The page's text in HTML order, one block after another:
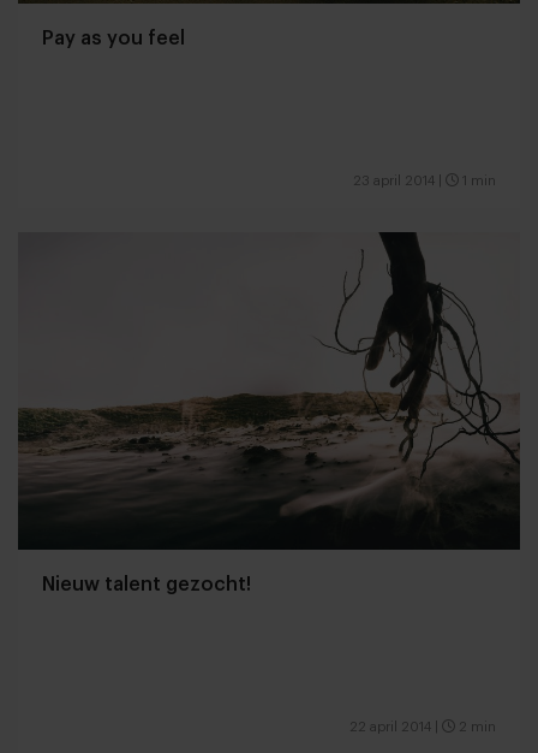
Pay as you feel
23 april 2014 1 min
Nieuw talent gezocht!
22 april 2014 2 min